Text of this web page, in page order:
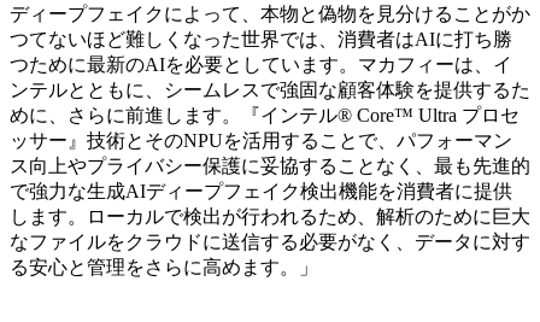
ディープフェイクによって、本物と偽物を見分けることがか
つてないほど難しくなった世界では、消費者はAIに打ち勝
つために最新のAIを必要としています。マカフィーは、イ
ンテルとともに、シームレスで強固な顧客体験を提供するた
めに、さらに前進します。『インテル® Core™ Ultra プロセ
ッサー』技術とそのNPUを活用することで、パフォーマン
ス向上やプライバシー保護に妥協することなく、最も先進的
で強力な生成AIディープフェイク検出機能を消費者に提供
します。ローカルで検出が行われるため、解析のために巨大
なファイルをクラウドに送信する必要がなく、データに対す
る安心と管理をさらに高めます。」